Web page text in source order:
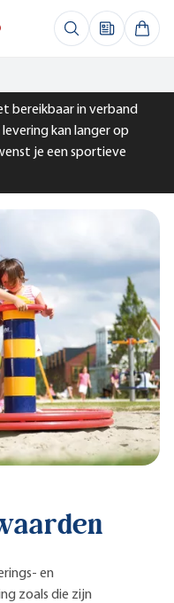
bereikbaar in verband
kan langer op
je een sportieve
en
zoals die zijn